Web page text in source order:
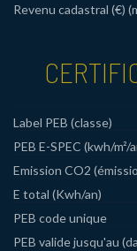
Revenu cadastral (€)
Label PEB (classe)
PEB E-SPEC (kwh/m²/
Emission CO2
E total (Kwh/an)
PEB code unique
PEB valide jusqu'au